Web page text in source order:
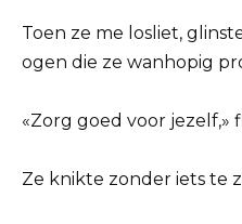
Toen ze me losliet,
ogen die ze wanhopig
«Zorg goed voor jezelf,»
Ze knikte zonder iets te